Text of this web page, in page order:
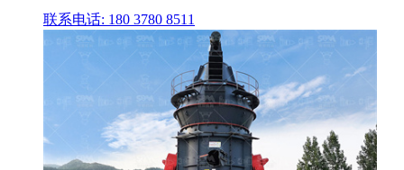
联系电话: 180 3780 8511